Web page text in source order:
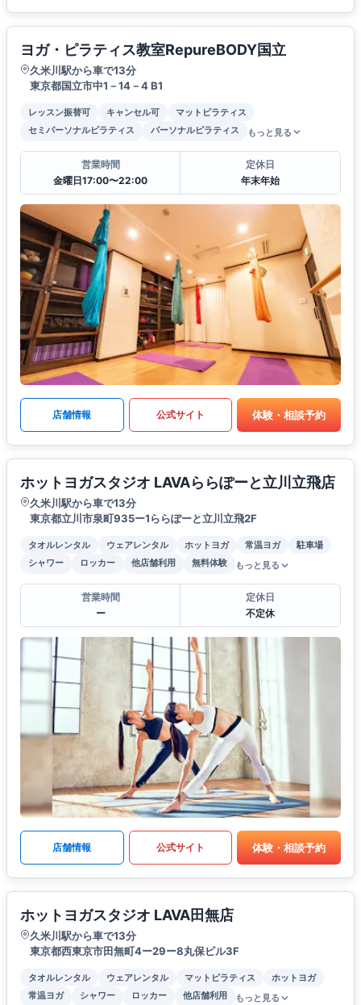
ヨガ・ピラティス教室RepureBODY国立
久米川駅から車で13分
東京都国立市中1－14－4 B1
レッスン振替可 キャンセル可
マットピラティス
セミパーソナルピラティス
パーソナルピラティス もっと見る
営業時間
金曜日17:00〜22:00
定休日
年末年始
店舗情報 公式サイト 体験・相談予約
ホットヨガスタジオ LAVAららぽーと立川立飛店
久米川駅から車で13分
東京都立川市泉町935ー1ららぽーと立川立飛2F
タオルレンタル ウェアレンタル ホットヨガ 常温ヨガ
駐車場
シャワー
ロッカー 他店舗利用 無料体験 もっと見る
営業時間
ー
定休日
不定休
店舗情報 公式サイト 体験・相談予約
ホットヨガスタジオ LAVA田無店
久米川駅から車で13分
東京都西東京市田無町4ー29ー8丸保ビル3F
タオルレンタル ウェアレンタル マットピラティス
ホットヨガ
常温ヨガ
シャワー ロッカー 他店舗利用 もっと見る